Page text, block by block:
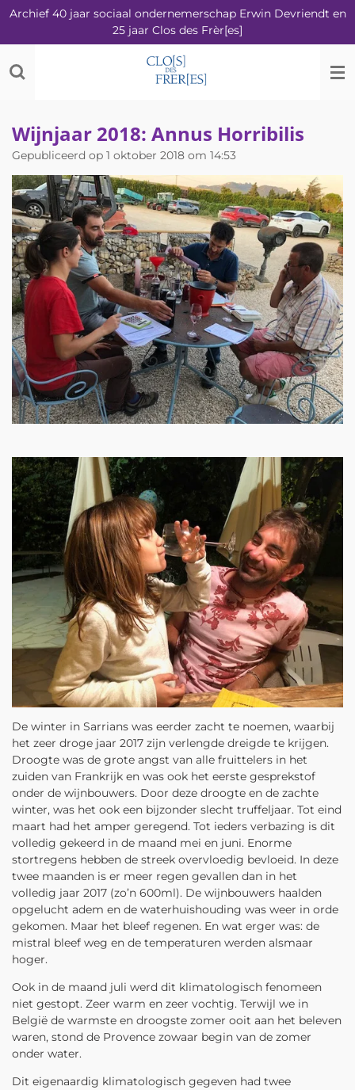
Ga
naar
de
hoofdinhoud
Archief 40 jaar sociaal ondernemerschap Erwin Devriendt en
25 jaar Clos des Frèr[es]
Wijnjaar 2018: Annus Horribilis
Gepubliceerd op 1 oktober 2018 om 14:53
De winter in Sarrians was eerder zacht te noemen, waarbij
het zeer droge jaar 2017 zijn verlengde dreigde te krijgen.
Droogte was de grote angst van alle fruittelers in het
zuiden van Frankrijk en was ook het eerste gesprekstof
onder de wijnbouwers. Door deze droogte en de zachte
winter, was het ook een bijzonder slecht truffeljaar. Tot eind
maart had het amper geregend. Tot ieders verbazing is dit
volledig gekeerd in de maand mei en juni. Enorme
stortregens hebben de streek overvloedig bevloeid. In deze
twee maanden is er meer regen gevallen dan in het
volledig jaar 2017 (zo’n 600ml). De wijnbouwers haalden
opgelucht adem en de waterhuishouding was weer in orde
gekomen. Maar het bleef regenen. En wat erger was: de
mistral bleef weg en de temperaturen werden alsmaar
hoger.
Ook in de maand juli werd dit klimatologisch fenomeen
niet gestopt. Zeer warm en zeer vochtig. Terwijl we in
België de warmste en droogste zomer ooit aan het beleven
waren, stond de Provence zowaar begin van de zomer
onder water.
Dit eigenaardig klimatologisch gegeven had twee